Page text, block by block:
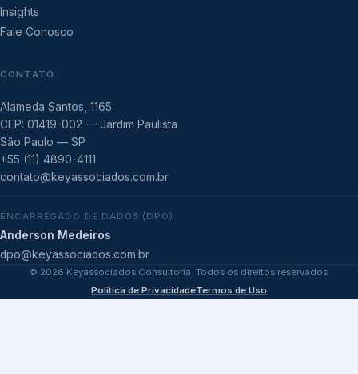
Insights
Fale Conosco
CONTATO
Alameda Santos, 1165
CEP: 01419-002 — Jardim Paulista
São Paulo — SP
+55 (11) 4890-4111
contato@keyassociados.com.br
ENCARREGADO DE DADOS (DPO)
Anderson Medeiros
dpo@keyassociados.com.br
© 2026 Keyassociados Consultoria. Todos os direitos reservados.
Política de PrivacidadeTermos de Uso